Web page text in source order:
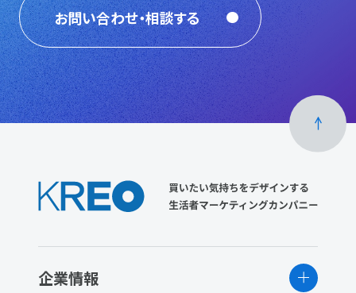
お問い合わせ・相談する
企業情報